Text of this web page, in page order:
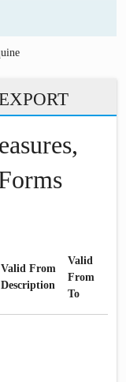
Valid From
Description
Valid
From
To